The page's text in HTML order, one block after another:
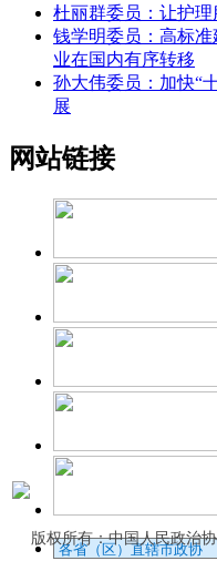
杜丽群委员：让护理
钱学明委员：高标
业在国内有序转移
孙大伟委员：加快“
展
网站链接
版权所有：中国人民政治